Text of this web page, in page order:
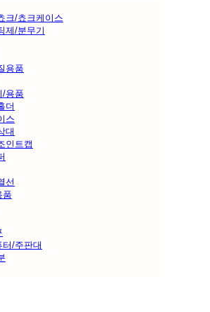
크/쵸크케이스
제/분무기
용품
/용품
더
스
대
인트캡
선
품
터/주판대